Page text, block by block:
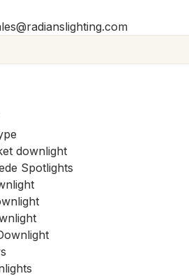
downlight
Spotlights